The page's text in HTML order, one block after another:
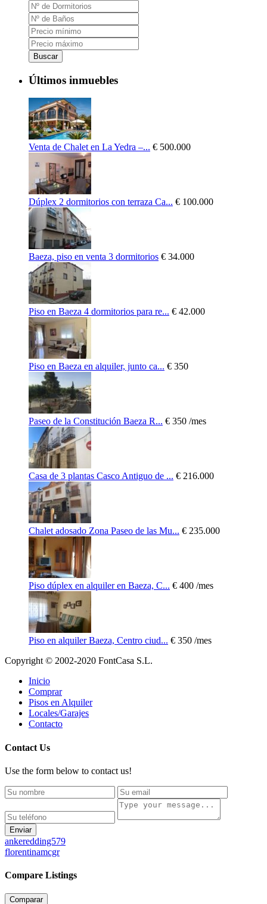
Buscar
Últimos inmuebles
Venta de Chalet en La Yedra –... € 500.000
Dúplex 2 dormitorios con terraza Ca... € 100.000
Baeza, piso en venta 3 dormitorios € 34.000
Piso en Baeza 4 dormitorios para re... € 42.000
Piso en Baeza en alquiler, junto ca... € 350
Paseo de la Constitución Baeza R... € 350 /mes
Casa de 3 plantas Casco Antiguo de ... € 216.000
Chalet adosado Zona Paseo de las Mu... € 235.000
Piso dúplex en alquiler en Baeza, C... € 400 /mes
Piso en alquiler Baeza, Centro ciud... € 350 /mes
Copyright © 2002-2020 FontCasa S.L.
Inicio
Comprar
Pisos en Alquiler
Locales/Garajes
Contacto
Contact Us
Use the form below to contact us!
Enviar
ankeredding579
florentinamcgr
Compare Listings
Comparar